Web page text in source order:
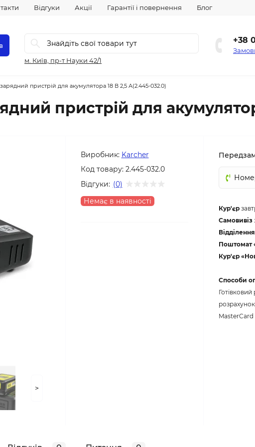
Відгуки Акції Гарантії і повернення Блог
м. Київ, пр-т Науки 42/1
+38
пристрій для акумулятора 18 В 2,5 А(2.445-032.0)
пристрій для
>
Виробник: Karcher
Код товару: 2.445-032.0
Відгуки: (0)
Немає в наявності
Кур'єр
Самовивіз
Поштомат
Кур'єр
Способи
MasterCard